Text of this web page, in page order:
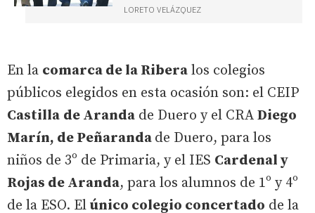
LORETO VELÁZQUEZ
En la comarca de la Ribera los colegios
públicos elegidos en esta ocasión son: el CEIP
Castilla de Aranda de Duero y el CRA Diego
Marín, de Peñaranda de Duero, para los
niños de 3º de Primaria, y el IES Cardenal y
Rojas de Aranda, para los alumnos de 1º y 4º
de la ESO. El único colegio concertado de la